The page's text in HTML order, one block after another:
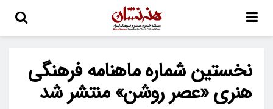
نخستین شماره ماهنامه فرهنگی
هنری «عصر روشن» منتشر شد